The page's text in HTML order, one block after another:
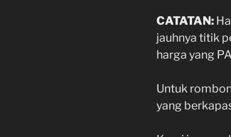
CATATAN:
jauhnya titik
harga yang
Untuk
yang